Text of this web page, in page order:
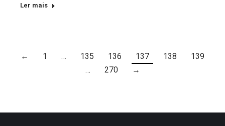
Ler mais
← 1 … 135 136 137 138
139
…
270 →